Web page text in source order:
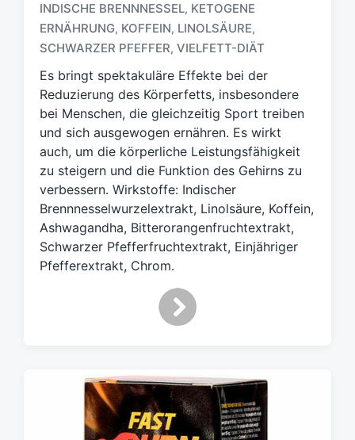
S
c
h
a
g
w
t
e
r
INDISCHE BRENNNESSEL, KETOGENE
ERNÄHRUNG, KOFFEIN, LINOLSÄURE,
SCHWARZER PFEFFER, VIELFETT-DIÄT
Es bringt spektakuläre Effekte bei der
Reduzierung des Körperfetts, insbesondere
bei Menschen, die gleichzeitig Sport treiben
und sich ausgewogen ernähren. Es wirkt
auch, um die körperliche Leistungsfähigkeit
zu steigern und die Funktion des Gehirns zu
verbessern. Wirkstoffe: Indischer
Brennnesselwurzelextrakt, Linolsäure, Koffein,
Ashwagandha, Bitterorangenfruchtextrakt,
Schwarzer Pfefferfruchtextrakt, Einjähriger
Pfefferextrakt, Chrom.